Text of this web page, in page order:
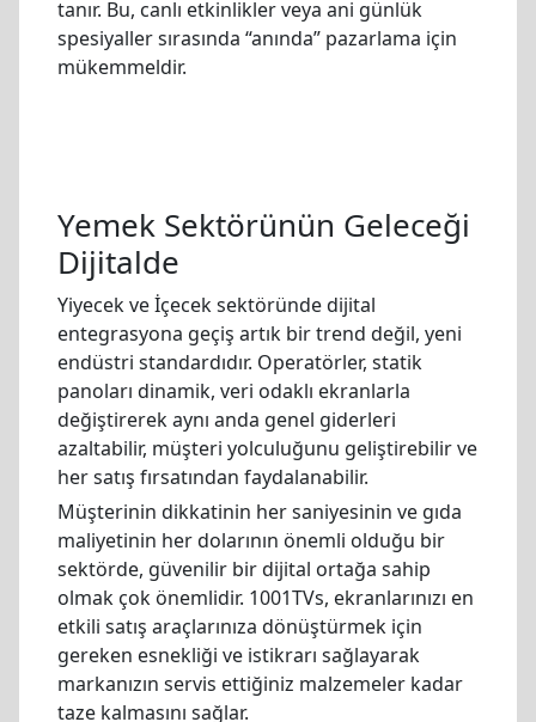
tanır. Bu, canlı etkinlikler veya ani günlük
spesiyaller sırasında “anında” pazarlama için
mükemmeldir.
Yemek Sektörünün Geleceği
Dijitalde
Yiyecek ve İçecek sektöründe dijital
entegrasyona geçiş artık bir trend değil, yeni
endüstri standardıdır. Operatörler, statik
panoları dinamik, veri odaklı ekranlarla
değiştirerek aynı anda genel giderleri
azaltabilir, müşteri yolculuğunu geliştirebilir ve
her satış fırsatından faydalanabilir.
Müşterinin dikkatinin her saniyesinin ve gıda
maliyetinin her dolarının önemli olduğu bir
sektörde, güvenilir bir dijital ortağa sahip
olmak çok önemlidir. 1001TVs, ekranlarınızı en
etkili satış araçlarınıza dönüştürmek için
gereken esnekliği ve istikrarı sağlayarak
markanızın servis ettiğiniz malzemeler kadar
taze kalmasını sağlar.